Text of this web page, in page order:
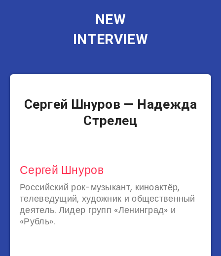
NEW
INTERVIEW
Музыканты
Сергей Шнуров — Надежда
Стрелец
Сергей Шнуров
Российский рок-музыкант, киноактёр,
телеведущий, художник и общественный
деятель. Лидер групп «Ленинград» и
«Рубль».